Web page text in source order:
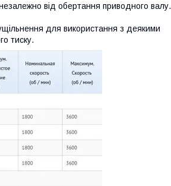
від обертання приводного валу.
для використання з деякими
тиску.